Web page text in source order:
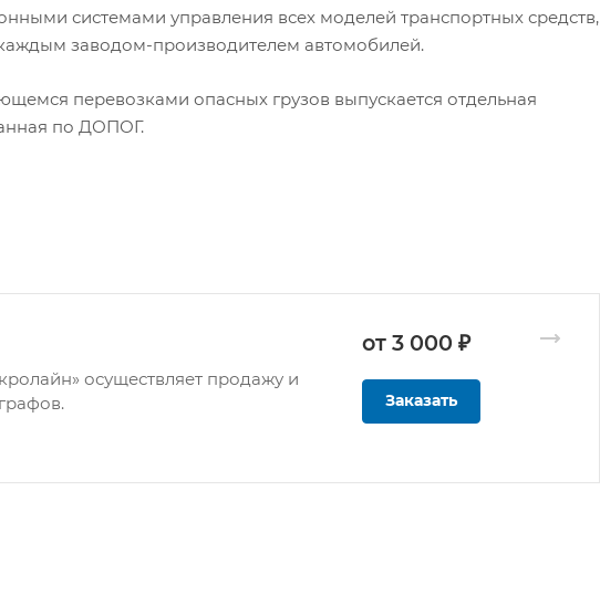
системами управления всех моделей транспортных средств,
заводом-производителем автомобилей.
перевозками опасных грузов выпускается отдельная
по ДОПОГ.
осуществляет продажу и
от 3 000 ₽
Заказать